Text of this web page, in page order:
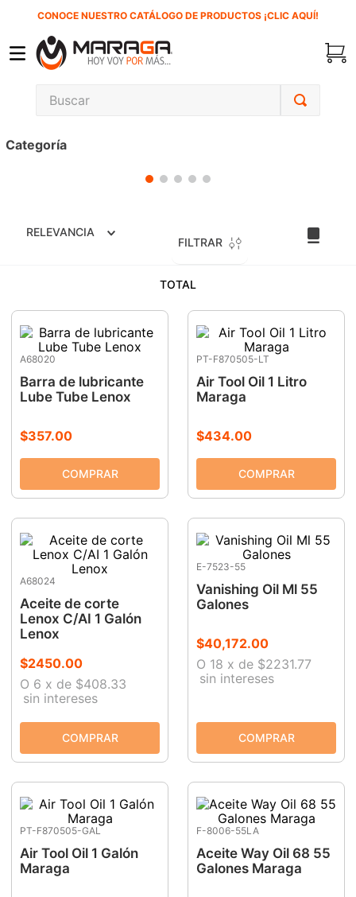
CONOCE NUESTRO CATÁLOGO DE PRODUCTOS ¡CLIC AQUÍ!
Buscar
Categoría
RELEVANCIA
FILTRAR
TOTAL
A68020
Barra de lubricante
Lube Tube Lenox
$357.00
PT-F870505-LT
Air Tool Oil 1 Litro
Maraga
$434.00
A68024
Aceite de corte
Lenox C/AI 1 Galón
Lenox
$2450.00
O 6 x de $408.33
sin intereses
E-7523-55
Vanishing Oil Ml 55
Galones
$40,172.00
O 18 x de $2231.77
sin intereses
PT-F870505-GAL
Air Tool Oil 1 Galón
Maraga
F-8006-55LA
Aceite Way Oil 68 55
Galones Maraga
2.
inversora
sierra sable
ke500
clavadora
esmeriladora